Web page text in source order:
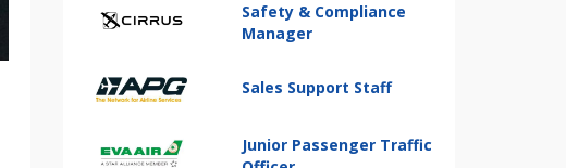
Safety & Compliance
Manager
Sales Support Staff
Junior Passenger Traffic